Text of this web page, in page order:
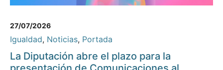
27/07/2026
Igualdad, Noticias, Portada
La Diputación abre el plazo para la